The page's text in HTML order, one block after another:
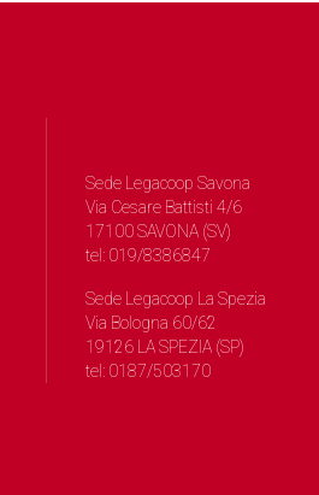
Sede Legacoop Savona
Via Cesare Battisti 4/6
17100 SAVONA (SV)
tel: 019/8386847
Sede Legacoop La Spezia
Via Bologna 60/62
19126 LA SPEZIA (SP)
tel: 0187/503170